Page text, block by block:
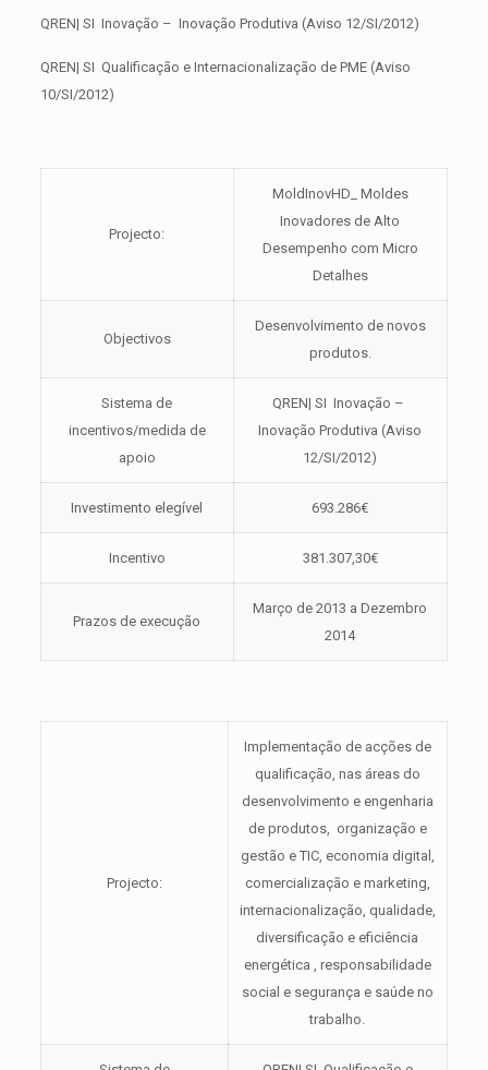
QREN| SI Inovação – Inovação Produtiva (Aviso 12/SI/2012)
QREN| SI Qualificação e Internacionalização de PME (Aviso
10/SI/2012)
Projecto:
MoldInovHD_ Moldes
Inovadores de Alto
Desempenho com Micro
Detalhes
Objectivos
Desenvolvimento de novos
produtos.
Sistema de
incentivos/medida de
apoio
QREN| SI Inovação –
Inovação Produtiva (Aviso
12/SI/2012)
Investimento elegível 693.286€
Incentivo 381.307,30€
Prazos de execução
Março de 2013 a Dezembro
2014
Projecto:
Implementação de acções de
qualificação, nas áreas do
desenvolvimento e engenharia
de produtos, organização e
gestão e TIC, economia digital,
comercialização e marketing,
internacionalização, qualidade,
diversificação e eficiência
energética , responsabilidade
social e segurança e saúde no
trabalho.